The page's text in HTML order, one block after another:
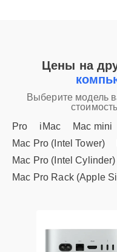
Цены на
Выберите модель
Pro
iMac Mac mini
Mac Pro (Intel Tower)
Mac Pro (Intel Cylinder)
Mac Pro Rack (Apple